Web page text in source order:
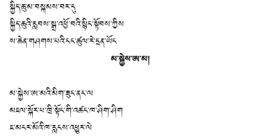
སྐྱིད་ཆུ་མ་བསྐམས་བར་དུ
སྐྱིད་ཆུའི་རླབས་སྒྲ་འཕྱོ་བའི་སྙིང་སྟོབས་ཀྱིས
ས་ཆེན་གཤགས་པའི་ངང་ཚུལ་རེ་དྲན་ཡོང
མ་སྐྱེས་ཨ་མ།
མ་སྐྱེས་ཨ་མའི་མིག་ཟུང་ནང་ལ
མཇལ་སྐོར་པ་ཁྲི་སྟོང་གི་འཚང་ཁ་ཤིག་ཤིག
ཇ་མངར་མོའི་ཁ་རླངས་འཕྱུར་ལེ